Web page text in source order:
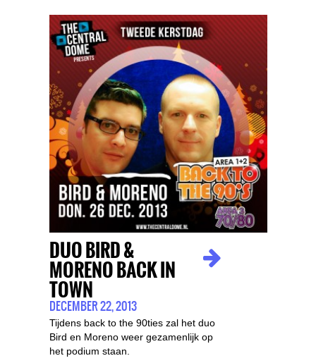
DUO BIRD &
MORENO BACK IN
TOWN
DECEMBER 22, 2013
Tijdens back to the 90ties zal het duo
Bird en Moreno weer gezamenlijk op
het podium staan.